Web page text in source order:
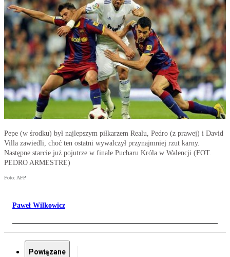
Pepe (w środku) był najlepszym piłkarzem Realu, Pedro (z prawej) i David
Villa zawiedli, choć ten ostatni wywalczył przynajmniej rzut karny.
Następne starcie już pojutrze w finale Pucharu Króla w Walencji (FOT.
PEDRO ARMESTRE)
Foto: AFP
Paweł Wilkowicz
Powiązane